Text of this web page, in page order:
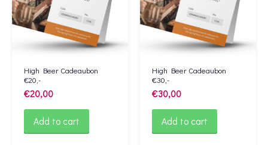
High Beer Cadeaubon
€20,-
€20,00
Add to cart
High Beer Cadeaubon
€30,-
€30,00
Add to cart